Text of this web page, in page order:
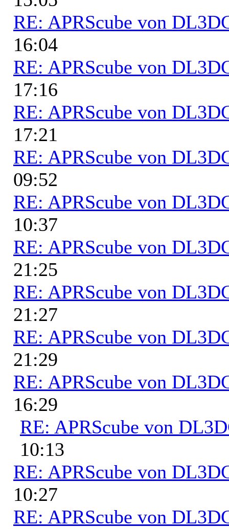
RE: APRScube von
16:04
RE: APRScube von
17:16
RE: APRScube von
17:21
RE: APRScube von
09:52
RE: APRScube von
10:37
RE: APRScube von
21:25
RE: APRScube von
21:27
RE: APRScube von
21:29
RE: APRScube von
16:29
RE: APRScube von
10:13
RE: APRScube von
10:27
RE: APRScube von